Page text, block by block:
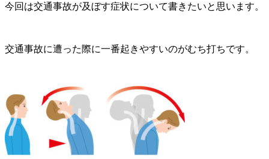
今回は交通事故が及ぼす症状について書きたいと思います。
交通事故に遭った際に一番起きやすいのがむち打ちです。